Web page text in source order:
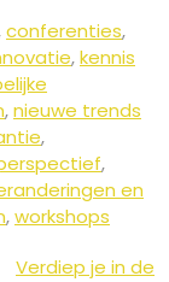
conferenties,
,kennis
,nieuwe trends
,
,
en
,workshops
Verdiep je in de